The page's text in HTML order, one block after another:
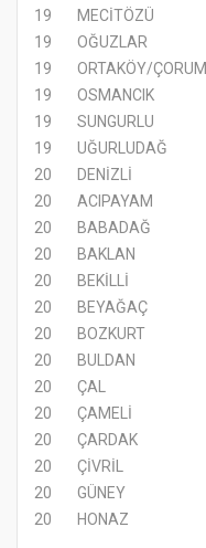
19 MECİTÖZÜ
19
OĞUZLAR
19
ORTAKÖY/ÇORUM
19
OSMANCIK
19
SUNGURLU
19
UĞURLUDAĞ
20
DENİZLİ
20
ACIPAYAM
20
BABADAĞ
20
BAKLAN
20
BEKİLLİ
20
BEYAĞAÇ
20
BOZKURT
20
BULDAN
20
ÇAL
20
ÇAMELİ
20
ÇARDAK
20
ÇİVRİL
20
GÜNEY
20
HONAZ